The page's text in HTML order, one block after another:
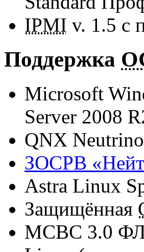
IPMI v. 1.5 с
Поддержка
Microsoft
Server 2008
QNX
ЗОСРВ
Astra Linux
Защищённая
МСВС 3.0